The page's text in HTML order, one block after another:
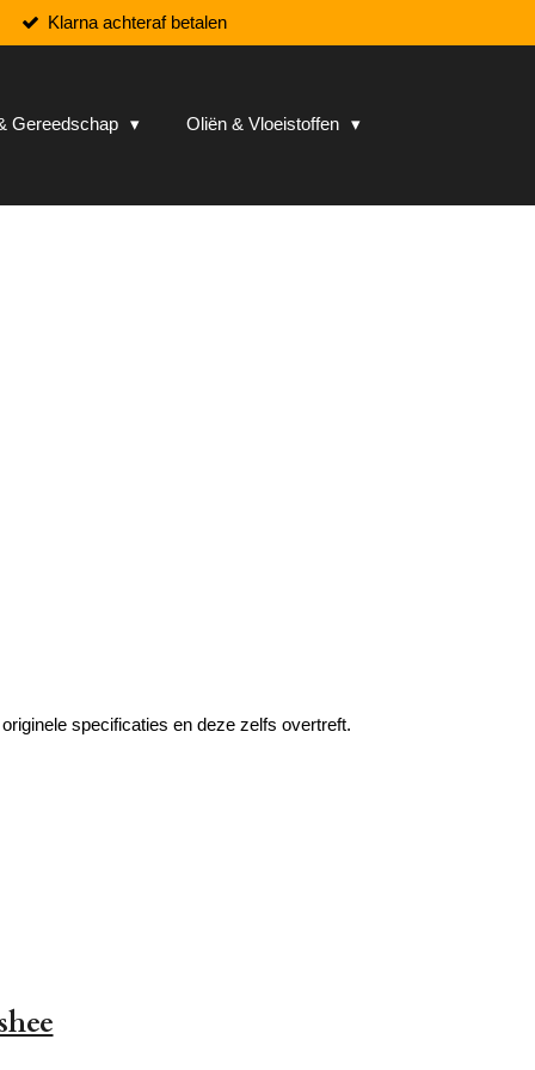
Klarna achteraf betalen
Gereedschap Oliën & Vloeistoffen
specificaties en deze zelfs overtreft.